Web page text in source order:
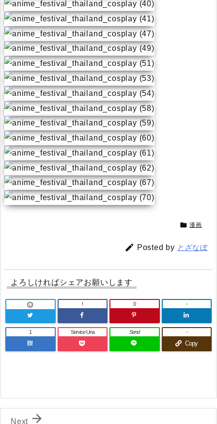
 漫画
 Posted by とざなぼ
よろしければシェアお願いします
 ! 0 -
B!
1 Service Una Send
Copy
-

Next